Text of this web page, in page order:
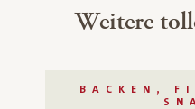
Weitere
BACKEN,